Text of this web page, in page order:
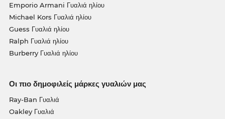
Emporio Armani Γυαλιά ηλίου
Michael Kors Γυαλιά ηλίου
Guess Γυαλιά ηλίου
Ralph Γυαλιά ηλίου
Burberry Γυαλιά ηλίου
Οι πιο δημοφιλείς μάρκες γυαλιών μας
Ray-Ban Γυαλιά
Oakley Γυαλιά